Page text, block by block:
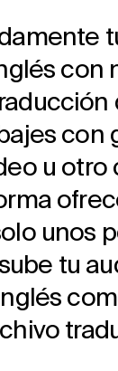
con
con
u
unos
tu